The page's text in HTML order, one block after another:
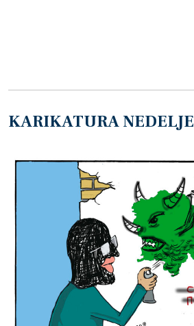
KARIKATURA NEDELJE